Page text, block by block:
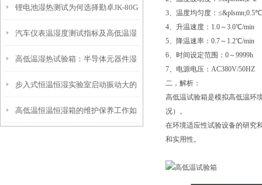
湿试验箱
锂电池湿热测试为何选择勤卓JK-80G
高低温湿热试验箱
汽车仪表温湿度测试指标及高低温湿
热试验箱选型方法
高低温湿热试验箱：半导体元器件湿
热可靠性测试的核心设备
步入式恒温恒湿实验室启动振动大的
原因分析
高低温恒温恒湿箱的维护保养工作如
3、温度均匀度：≤&plsmn;0.5℃
4、升温速度：1.0～3.0℃/min
5、降温速率：0.7～1.2℃/min
6、时间设定范围：0～9999h
7、电源电压：AC380V/50HZ
二， 解析：
高低温试验箱是模拟高低温环
况）。
在环境适应性试验设备的研究
和实用性。